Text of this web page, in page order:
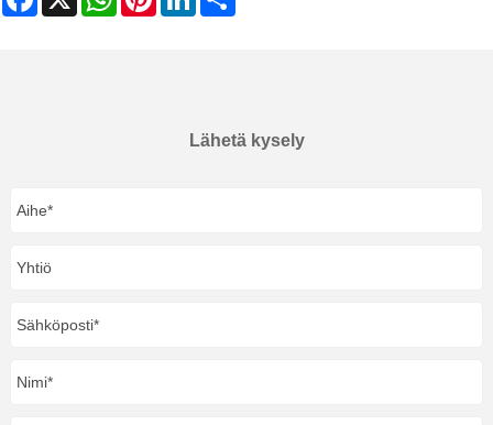
Lähetä kysely